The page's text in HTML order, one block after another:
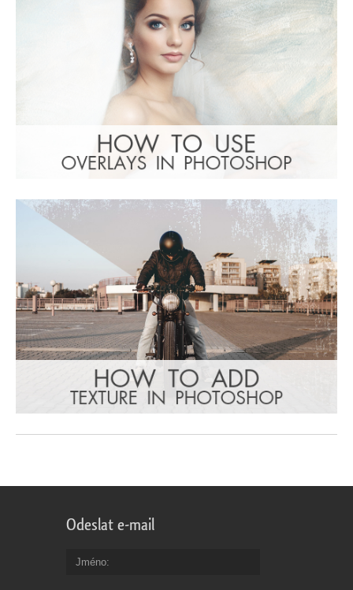
Odeslat e-mail
Jméno